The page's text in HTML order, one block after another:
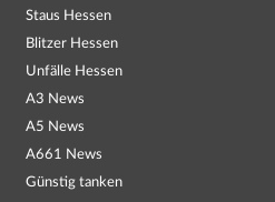
Staus Hessen
Blitzer Hessen
Unfälle Hessen
A3 News
A5 News
A661 News
Günstig tanken